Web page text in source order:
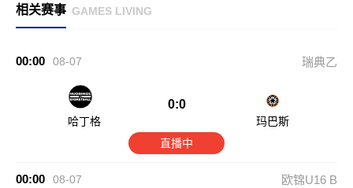
相关赛事 GAMES LIVING
00:00 08-07 瑞典乙
哈丁格
0:0
玛巴斯
直播中
00:00 08-07 欧锦U16 B